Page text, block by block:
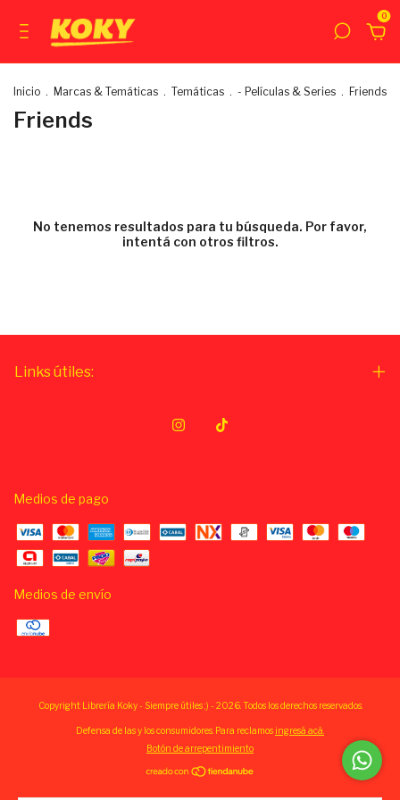
0
Inicio . Marcas & Temáticas . Temáticas . - Películas & Series . Friends
Friends
No tenemos resultados para tu búsqueda. Por favor,
intentá con otros filtros.
Links útiles:
Medios de pago
Medios de envío
Copyright Librería Koky - Siempre útiles ;) - 2026. Todos los derechos reservados.
Defensa de las y los consumidores. Para reclamos ingresá acá.
Botón de arrepentimiento